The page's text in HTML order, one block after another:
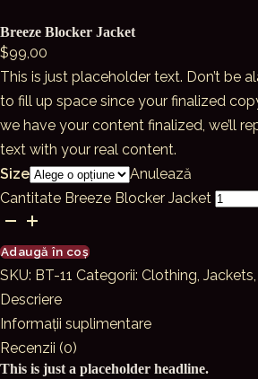
Breeze Blocker Jacket
$99,00
This is just placeholder text. Don’t be
to fill up space since your finalized
we have your content finalized, we’ll
text with your real content.
Size
Anulează
Cantitate Breeze Blocker Jacket
Adaugă în coș
SKU: BT-11 Categorii: Clothing, Jackets,
Descriere
Informații suplimentare
Recenzii (0)
This is just a placeholder headline.